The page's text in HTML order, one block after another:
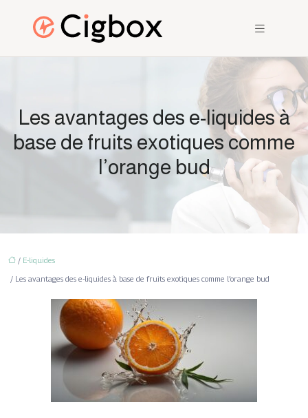
Les avantages des e-liquides à
base de fruits exotiques comme
l’orange bud
/ E-liquides
/ Les avantages des e-liquides à base de fruits exotiques comme l’orange bud